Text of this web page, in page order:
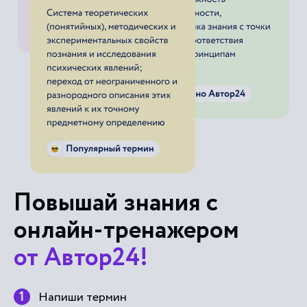
действительности же их гораздо больше.
Лексема чай изредка встречается в топонимии
Якутии и Казахстана, но больше всего их в
Азербайджане и, конечно, в Турции и Иране. В
иран. географ. терминологии присутствует
слово чай - "река", но словари отсылают к тюрк.
источникам. Да и большинство топонимов
Ирана, образуемые им, целиком тюрк.:
Кызылчай, Карачай, Акчай, Чайкенди,
Карачайнекши. Кроме перечисленных
топонимов - Сай в Ошской и Самаркандской
обл.; Аксай Курмоярский и Аксай Есауловский -
л. пр. Дона, ныне впадающие в Цимлянское
водохранилище; р. Аксай в Дагестанской и
Чечено-Ингушской АССР, а также в других
местах Кавказа, Средней Азии, Казахстана,
Алтая. Это же замечание относится к
топонимам Карасай, Коксай, Кызылсай, Карачай,
Кокчай и т. д. Сайкишлак в Самаркандской обл.;
Сайлик в Ташкентской обл.; Сайлы в Талды-
Курганской обл.; р. Нарин-Сай, р. Сайлыг
(повторяется несколько раз) в Туве; р. Дэдэ
Туркм. ССР; Даличай - дурная, сумасшедшая